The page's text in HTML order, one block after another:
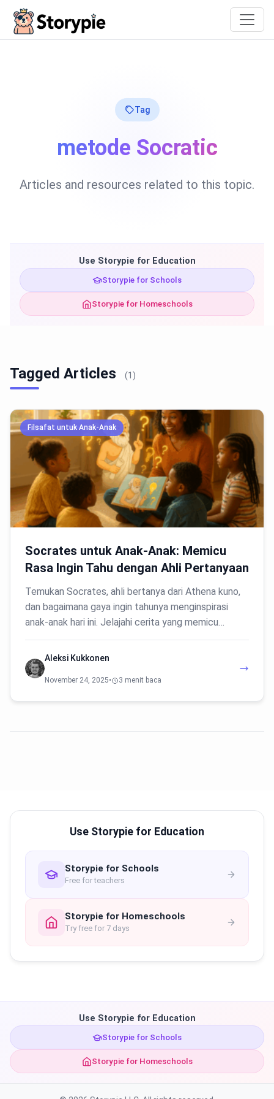
Tag
metode Socratic
Articles and resources related to this topic.
Use Storypie for Education
Storypie for Schools
Storypie for Homeschools
Tagged Articles (1)
Filsafat untuk Anak-Anak
Socrates untuk Anak-Anak: Memicu
Rasa Ingin Tahu dengan Ahli Pertanyaan
Temukan Socrates, ahli bertanya dari Athena kuno,
dan bagaimana gaya ingin tahunya menginspirasi
anak-anak hari ini. Jelajahi cerita yang memicu…
Aleksi Kukkonen
November 24, 2025• 3 menit baca
Use Storypie for Education
Storypie for Schools
Free for teachers
Storypie for Homeschools
Try free for 7 days
Use Storypie for Education
Storypie for Schools
Storypie for Homeschools